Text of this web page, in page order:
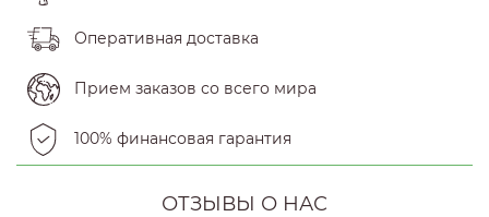
Оперативная доставка
Прием заказов со всего мира
100% финансовая гарантия
ОТЗЫВЫ О НАС